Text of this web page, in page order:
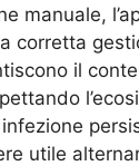
manuale,
corretta
il
utile